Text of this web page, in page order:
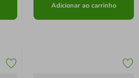
Adicionar ao carrinho